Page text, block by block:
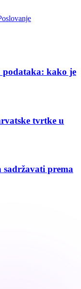
podataka: kako je
tvrtke u
prema